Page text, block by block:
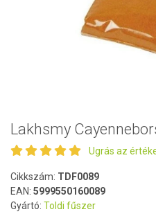
Lakhsmy
Ugrás az
Cikkszám: TDF0089
EAN: 5999550160089
Gyártó: Toldi fűszer